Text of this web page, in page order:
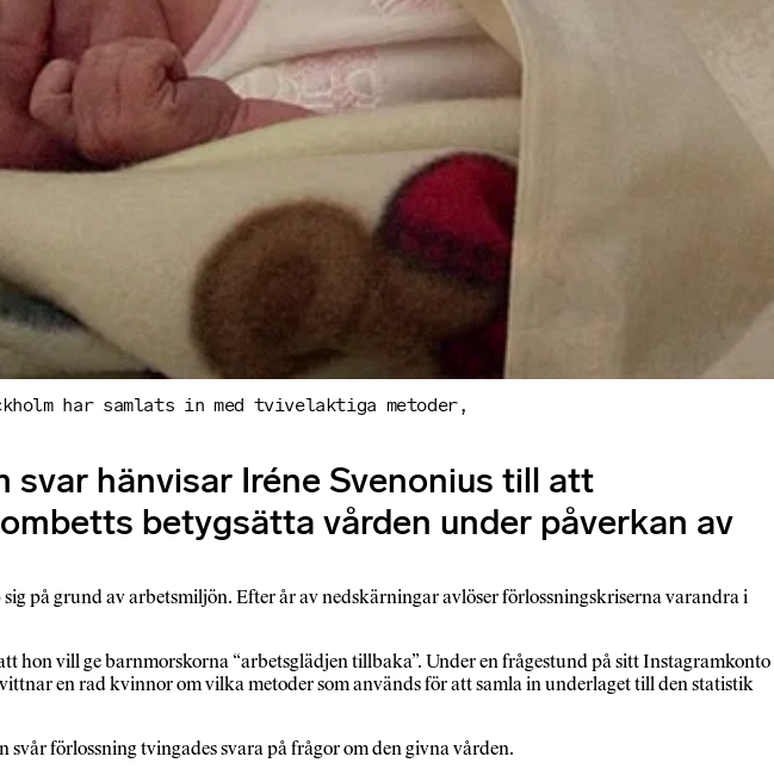
har samlats in med tvivelaktiga metoder,
hänvisar Iréne Svenonius till att
betygsätta vården under påverkan av
på grund av arbetsmiljön. Efter år av nedskärningar avlöser förlossningskriserna varandra i
hon vill ge barnmorskorna “arbetsglädjen tillbaka”. Under en frågestund på sitt Instagramkonto
en rad kvinnor om vilka metoder som används för att samla in underlaget till den statistik
förlossning tvingades svara på frågor om den givna vården.